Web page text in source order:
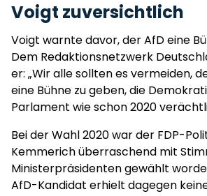
Voigt zuversichtlich
Voigt warnte davor, der AfD eine
Dem Redaktionsnetzwerk
er: „Wir alle sollten es vermeiden,
eine Bühne zu geben, die
Parlament wie schon 2020
Bei der Wahl 2020 war der FDP-
Kemmerich überraschend mit
Ministerpräsidenten gewählt
AfD-Kandidat erhielt dagegen